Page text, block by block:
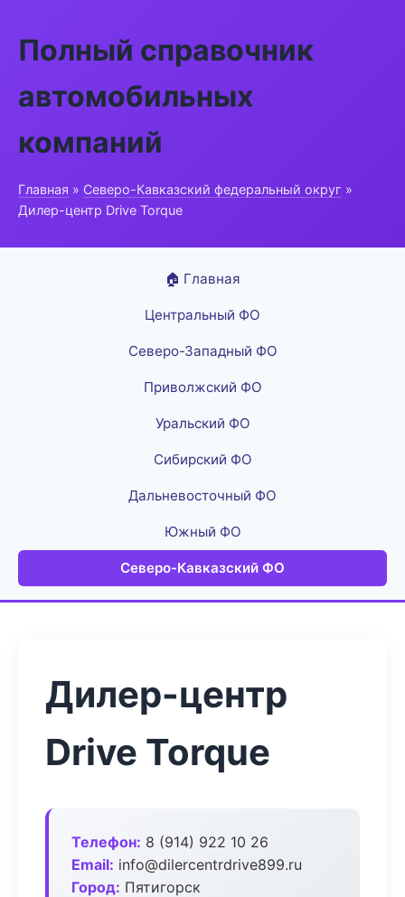
Полный справочник
автомобильных
компаний
Главная » Северо-Кавказский федеральный округ »
Дилер-центр Drive Torque
🏠 Главная
Центральный ФО
Северо-Западный ФО
Приволжский ФО
Уральский ФО
Сибирский ФО
Дальневосточный ФО
Южный ФО
Северо-Кавказский ФО
Дилер-центр
Drive Torque
Телефон: 8 (914) 922 10 26
Email: info@dilercentrdrive899.ru
Город: Пятигорск